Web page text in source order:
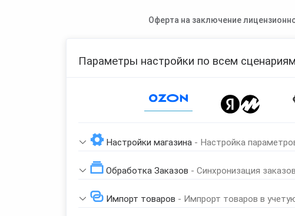
Оферта на заключение
Параметры настройки по всем
Настройки магазина - Настройка
Обработка Заказов - Синхронизация
Импорт товаров - Импрорт товаров в